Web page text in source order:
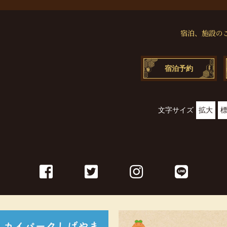
宿泊、施設の
宿泊予約
文字サイズ 拡大